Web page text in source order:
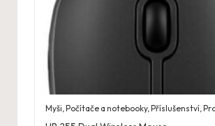
Myši,Počítače a notebooky,Příslušenství,